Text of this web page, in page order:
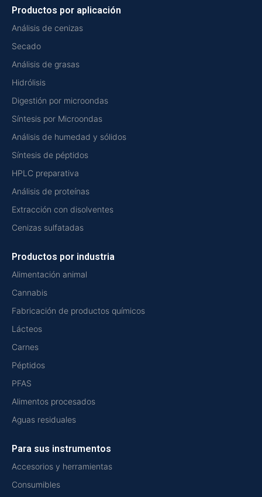
Productos por aplicación
Análisis de cenizas
Secado
Análisis de grasas
Hidrólisis
Digestión por microondas
Síntesis por Microondas
Análisis de humedad y sólidos
Síntesis de péptidos
HPLC preparativa
Análisis de proteínas
Extracción con disolventes
Cenizas sulfatadas
Productos por industria
Alimentación animal
Cannabis
Fabricación de productos químicos
Lácteos
Carnes
Péptidos
PFAS
Alimentos procesados
Aguas residuales
Para sus instrumentos
Accesorios y herramientas
Consumibles